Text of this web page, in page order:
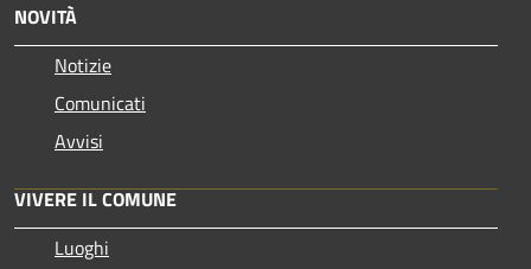
NOVITÀ
Notizie
Comunicati
Avvisi
VIVERE IL COMUNE
Luoghi